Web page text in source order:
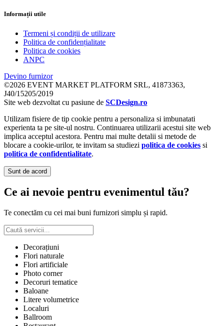
Informații utile
Termeni și condiții de utilizare
Politica de confidențialitate
Politica de cookies
ANPC
Devino furnizor
©2026 EVENT MARKET PLATFORM SRL, 41873363,
J40/15205/2019
Site web dezvoltat cu pasiune de SCDesign.ro
Utilizam fisiere de tip cookie pentru a personaliza si imbunatati
experienta ta pe site-ul nostru. Continuarea utilizarii acestui site web
implica acceptul acestora. Pentru mai multe detalii si metode de
blocare a cookie-urilor, te invitam sa studiezi politica de cookies si
politica de confidentialitate.
Sunt de acord
Ce ai nevoie pentru evenimentul tău?
Te conectăm cu cei mai buni furnizori simplu și rapid.
Decorațiuni
Flori naturale
Flori artificiale
Photo corner
Decoruri tematice
Baloane
Litere volumetrice
Localuri
Ballroom